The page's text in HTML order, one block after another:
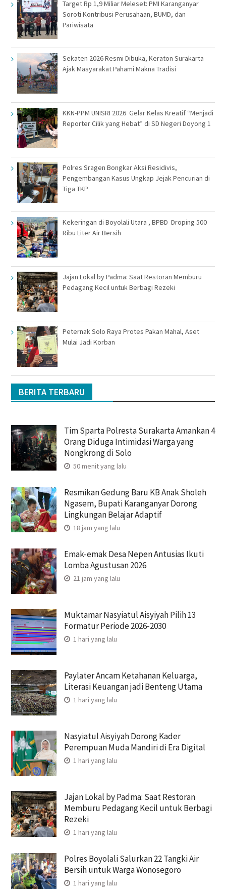
Target Rp 1,9 Miliar Meleset: PMI Karanganyar
Soroti Kontribusi Perusahaan, BUMD, dan
Pariwisata
Sekaten 2026 Resmi Dibuka, Keraton Surakarta
Ajak Masyarakat Pahami Makna Tradisi
KKN-PPM UNISRI 2026 Gelar Kelas Kreatif “Menjadi
Reporter Cilik yang Hebat” di SD Negeri Doyong 1
Polres Sragen Bongkar Aksi Residivis,
Pengembangan Kasus Ungkap Jejak Pencurian di
Tiga TKP
Kekeringan di Boyolali Utara , BPBD Droping 500
Ribu Liter Air Bersih
Jajan Lokal by Padma: Saat Restoran Memburu
Pedagang Kecil untuk Berbagi Rezeki
Peternak Solo Raya Protes Pakan Mahal, Aset
Mulai Jadi Korban
BERITA TERBARU
Tim Sparta Polresta Surakarta Amankan 4
Orang Diduga Intimidasi Warga yang
Nongkrong di Solo
50 menit yang lalu
Resmikan Gedung Baru KB Anak Sholeh
Ngasem, Bupati Karanganyar Dorong
Lingkungan Belajar Adaptif
18 jam yang lalu
Emak-emak Desa Nepen Antusias Ikuti
Lomba Agustusan 2026
21 jam yang lalu
Muktamar Nasyiatul Aisyiyah Pilih 13
Formatur Periode 2026-2030
1 hari yang lalu
Paylater Ancam Ketahanan Keluarga,
Literasi Keuangan jadi Benteng Utama
1 hari yang lalu
Nasyiatul Aisyiyah Dorong Kader
Perempuan Muda Mandiri di Era Digital
1 hari yang lalu
Jajan Lokal by Padma: Saat Restoran
Memburu Pedagang Kecil untuk Berbagi
Rezeki
1 hari yang lalu
Polres Boyolali Salurkan 22 Tangki Air
Bersih untuk Warga Wonosegoro
1 hari yang lalu